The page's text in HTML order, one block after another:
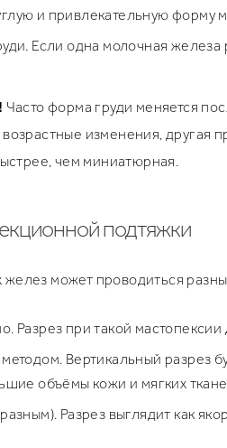
и привлекательную форму
Если одна молочная
Часто форма груди меняется
изменения, другая
чем миниатюрная.
подтяжки
желез может проводиться
Разрез при такой
Вертикальный разрез
объёмы кожи и мягких
Разрез выглядит как